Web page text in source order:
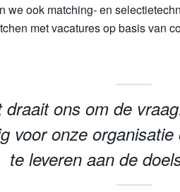
we ook matching- en
met vacatures op basis van
draait ons om de
voor onze
te leveren aan de